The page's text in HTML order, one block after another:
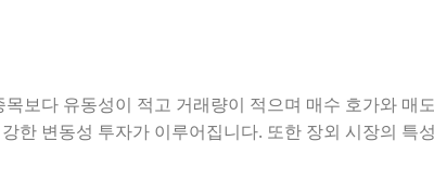
보다 유동성이 적고 거래량이 적으며 매수 호가와 매
한 변동성 투자가 이루어집니다. 또한 장외 시장의 특